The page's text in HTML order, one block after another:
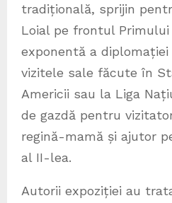
tradițională, sprijin
Loial pe frontul Primului
exponentă a diplomației
vizitele sale făcute în
Americii sau la Liga
de gazdă pentru
regină-mamă și ajutor
al II-lea.
Autorii expoziției au